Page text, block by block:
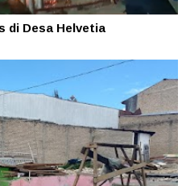
di Desa Helvetia